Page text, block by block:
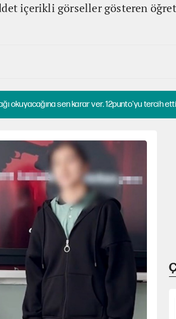
içerikli görseller gösteren
okuyacağına sen karar ver. 12punto'yu tercih